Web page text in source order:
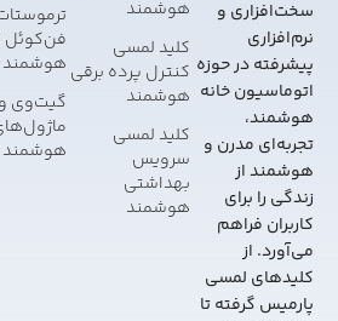
سخت‌افزاری و
نرم‌افزاری
پیشرفته در حوزه
اتوماسیون خانه
هوشمند،
تجربه‌ای مدرن و
هوشمند از
زندگی را برای
کاربران فراهم
می‌آورد. از
کلیدهای لمسی
پارمیس گرفته تا
هوشمند
کلید لمسی
کنترل پرده برقی
هوشمند
کلید لمسی
سرویس
بهداشتی
هوشمند
هوشمند
گیت‌وی و
هوشمند